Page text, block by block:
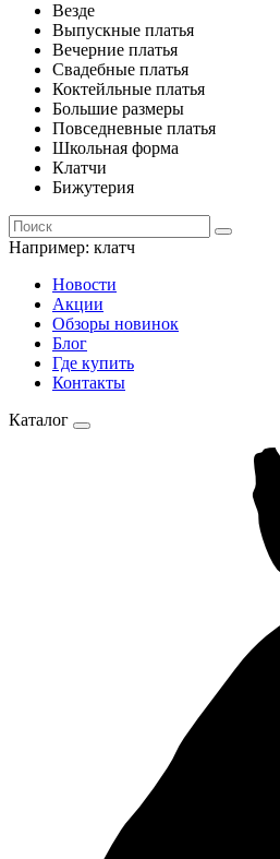
Везде
Выпускные платья
Вечерние платья
Свадебные платья
Коктейльные платья
Большие размеры
Повседневные платья
Школьная форма
Клатчи
Бижутерия
Например: клатч
Новости
Акции
Обзоры новинок
Блог
Где купить
Контакты
Каталог